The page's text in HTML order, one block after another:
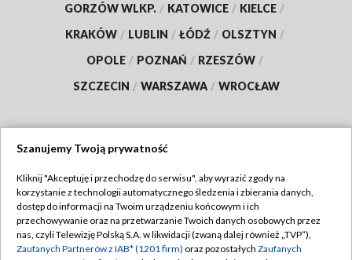
GORZÓW WLKP. / KATOWICE / KIELCE /
KRAKÓW / LUBLIN / ŁÓDŹ / OLSZTYN /
OPOLE / POZNAŃ / RZESZÓW /
SZCZECIN / WARSZAWA / WROCŁAW
TVP
Abonament TVP
Emisja w TVP
Regulamin TVP
Polityka prywatności
Szanujemy Twoją prywatność
Kliknij "Akceptuję i przechodzę do serwisu", aby wyrazić zgody na
korzystanie z technologii automatycznego śledzenia i zbierania danych,
dostęp do informacji na Twoim urządzeniu końcowym i ich
przechowywanie oraz na przetwarzanie Twoich danych osobowych przez
nas, czyli Telewizję Polską S.A. w likwidacji (zwaną dalej również „TVP”),
Zaufanych Partnerów z IAB* (1201 firm) oraz pozostałych Zaufanych